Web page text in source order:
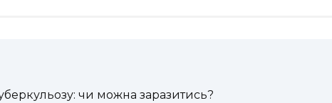
чи можна заразитись?